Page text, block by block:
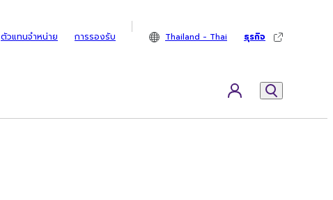
ตัวแทนจำหน่าย การรองรับ Thailand - Thai ธุรกิจ